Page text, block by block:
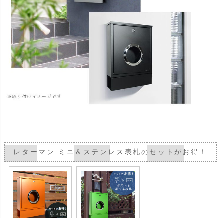
レターマン ミニ＆ステンレス表札のセットがお得！